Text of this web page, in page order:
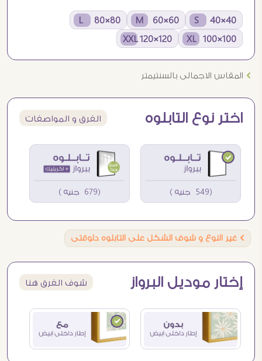
40×40 S
60×60 M
80×80 L
100×100 XL
120×120 XXL
Ö المقاس الاجمالى بالسنتيمتر
اختر نوع التابلوه الفرق و المواصفات
(549 جنيه ) (679 جنيه )
Ö غير النوع و شوف الشكل على التابلوه دلوقتى
إختار موديل البرواز شوف الفرق هنا